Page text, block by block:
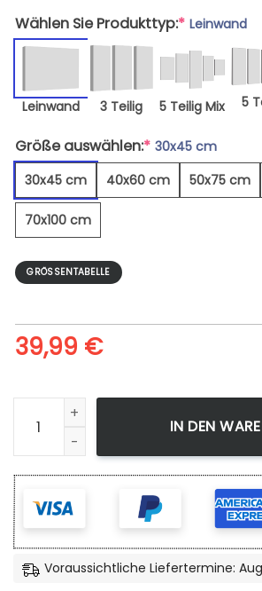
Wählen Sie Produkttyp:* Leinwand
Leinwand 3 Teilig 5 Teilig Mix 5
Größe auswählen:* 30x45 cm
30x45 cm
40x60 cm 50x75 cm
70x100 cm
GRÖSSENTABELLE
39,99 €
Kaffeebohnen Und Blätter -
IN DEN
Voraussichtliche Liefertermine: